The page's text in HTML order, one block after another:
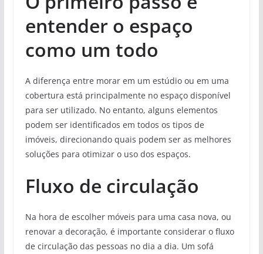
entender o espaço
como um todo
A diferença entre morar em um estúdio ou em uma
cobertura está principalmente no espaço disponível
para ser utilizado. No entanto, alguns elementos
podem ser identificados em todos os tipos de
imóveis, direcionando quais podem ser as melhores
soluções para otimizar o uso dos espaços.
Fluxo de circulação
Na hora de escolher móveis para uma casa nova, ou
renovar a decoração, é importante considerar o fluxo
de circulação das pessoas no dia a dia. Um sofá